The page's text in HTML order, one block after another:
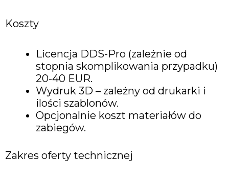
Koszty
Licencja DDS-Pro (zależnie od
stopnia skomplikowania przypadku)
20-40 EUR.
Wydruk 3D – zależny od drukarki i
ilości szablonów.
Opcjonalnie koszt materiałów do
zabiegów.
Zakres oferty technicznej